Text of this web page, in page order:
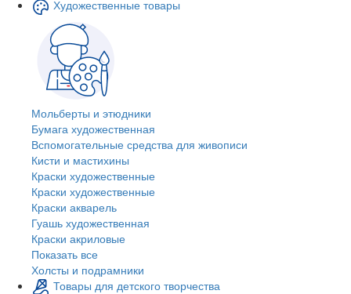
Художественные товары
Мольберты и этюдники
Бумага художественная
Вспомогательные средства для живописи
Кисти и мастихины
Краски художественные
Краски художественные
Краски акварель
Гуашь художественная
Краски акриловые
Показать все
Холсты и подрамники
Товары для детского творчества